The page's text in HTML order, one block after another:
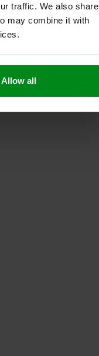
traffic. We also share
may combine it with
Allow all